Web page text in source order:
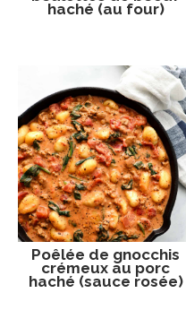
haché (au four)
Poêlée de gnocchis
crémeux au porc
haché (sauce rosée)